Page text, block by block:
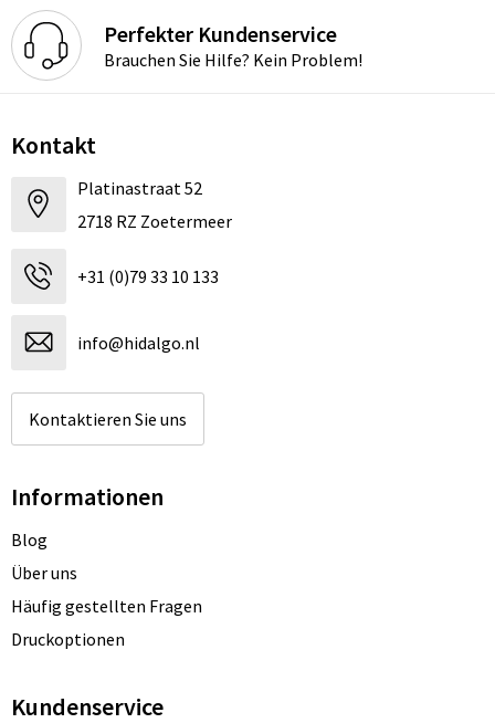
Perfekter Kundenservice
Brauchen Sie Hilfe? Kein Problem!
Kontakt
Platinastraat 52
2718 RZ Zoetermeer
+31 (0)79 33 10 133
info@hidalgo.nl
Kontaktieren Sie uns
Informationen
Blog
Über uns
Häufig gestellten Fragen
Druckoptionen
Kundenservice